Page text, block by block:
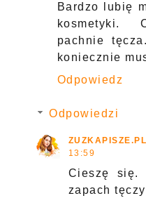
Bardzo lubię
kosmetyki.
pachnie
koniecznie
Odpowiedz
Odpowiedzi
ZUZKAPISZE.PL
13:59
Cieszę się.
zapach